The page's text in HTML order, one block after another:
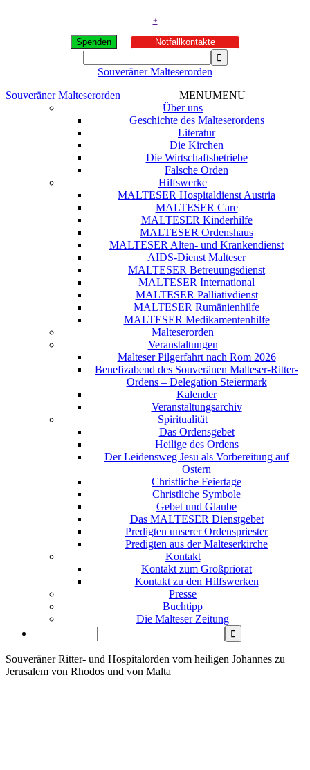
+
Spenden Notfallkontakte
Souveräner Malteserorden
Souveräner Malteserorden
MENUMENU
Über uns
Geschichte des Malteserordens
Literatur
Die Kirchen
Die Wirtschaftsbetriebe
Falsche Orden
Hilfswerke
MALTESER Hospitaldienst Austria
MALTESER Care
MALTESER Kinderhilfe
MALTESER Ordenshaus
MALTESER Alten- und Krankendienst
AIDS-Dienst Malteser
MALTESER Betreuungsdienst
MALTESER International
MALTESER Palliativdienst
MALTESER Rumänienhilfe
MALTESER Medikamentenhilfe
Malteserorden
Veranstaltungen
Malteser Pilgerfahrt nach Rom 2026
Benefizabend des Souveränen Malteser-Ritter-
Ordens – Delegation Steiermark
Kalender
Veranstaltungsarchiv
Spiritualität
Das Ordensgebet
Heilige des Ordens
Der Leidensweg Jesu als Vorbereitung auf
Ostern
Christliche Feiertage
Christliche Symbole
Gebet und Glaube
Das MALTESER Dienstgebet
Predigten unserer Ordenspriester
Predigten aus der Malteserkirche
Kontakt
Kontakt zum Großpriorat
Kontakt zu den Hilfswerken
Presse
Buchtipp
Die Malteser Zeitung
Souveräner Ritter- und Hospitalorden vom heiligen Johannes zu
Jerusalem von Rhodos und von Malta